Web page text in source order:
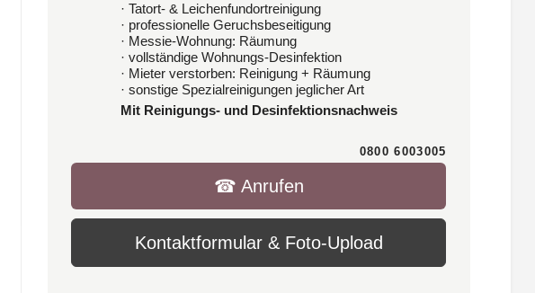
· Tatort- & Leichenfundortreinigung
· professionelle Geruchsbeseitigung
· Messie-Wohnung: Räumung
· vollständige Wohnungs-Desinfektion
· Mieter verstorben: Reinigung + Räumung
· sonstige Spezialreinigungen jeglicher Art
Mit Reinigungs- und Desinfektionsnachweis
0800 6003005
☎︎ Anrufen
Kontaktformular & Foto-Upload